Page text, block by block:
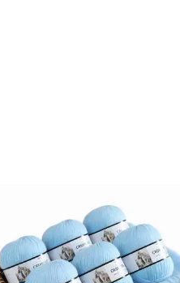
100% Kaschmirgarn 6x50g 300g
ultraweich warm Luxus Wolle
Häkelwolle
49,99 €